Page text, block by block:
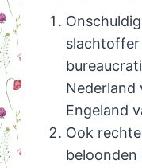
slachtoffer
Nederland
Engeland
Ook
beloonden